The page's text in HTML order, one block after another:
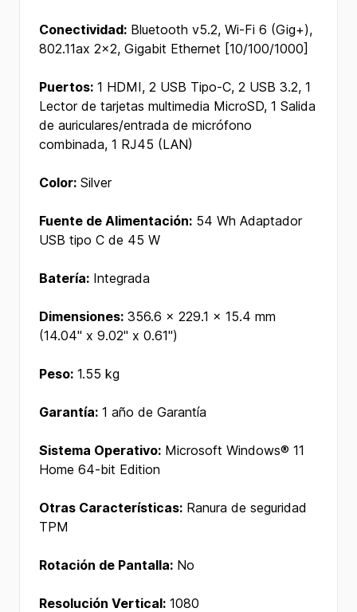
Conectividad: Bluetooth v5.2, Wi-Fi 6 (Gig+),
802.11ax 2x2, Gigabit Ethernet [10/100/1000]
Puertos: 1 HDMI, 2 USB Tipo-C, 2 USB 3.2, 1
Lector de tarjetas multimedia MicroSD, 1 Salida
de auriculares/entrada de micrófono
combinada, 1 RJ45 (LAN)
Color: Silver
Fuente de Alimentación: 54 Wh Adaptador
USB tipo C de 45 W
Batería: Integrada
Dimensiones: 356.6 x 229.1 x 15.4 mm
(14.04" x 9.02" x 0.61")
Peso: 1.55 kg
Garantía: 1 año de Garantía
Sistema Operativo: Microsoft Windows® 11
Home 64-bit Edition
Otras Características: Ranura de seguridad
TPM
Rotación de Pantalla: No
Resolución Vertical: 1080